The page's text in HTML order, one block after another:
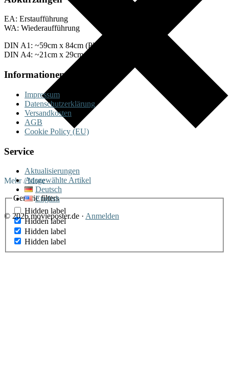
Mehr / More
Generic filters
Hidden label
Hidden label
Hidden label
Hidden label
EA: Erstaufführung
WA: Wiederaufführung
DIN A1: ~59cm x 84cm (Plakate)
DIN A4: ~21cm x 29cm (Fotos)
Informationen
Impressum
Datenschutzerklärung
Versandkosten
AGB
Cookie Policy (EU)
Service
Aktualisierungen
Ausgewählte Artikel
Deutsch
English
© 2026 movieposter.de · Anmelden